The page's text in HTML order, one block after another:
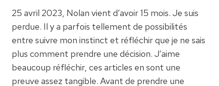
25 avril 2023, Nolan vient d’avoir 15 mois. Je suis
perdue. Il y a parfois tellement de possibilités
entre suivre mon instinct et réfléchir que je ne sais
plus comment prendre une décision. J’aime
beaucoup réfléchir, ces articles en sont une
preuve assez tangible. Avant de prendre une